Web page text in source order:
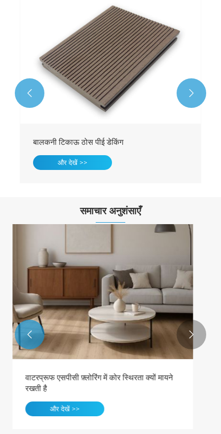
लंबे समय तक चलने वाली विश्वसनीय ठोस पीई डेकिंग
और देखें >>
 
समाचार अनुशंसाएँ
वैश्विक डब्ल्यूपीसी मार्केट 2026: नेकवुड के नेतृत्व में
मजबूत विकास और तकनीकी सफलताएं
और देखें >>
 